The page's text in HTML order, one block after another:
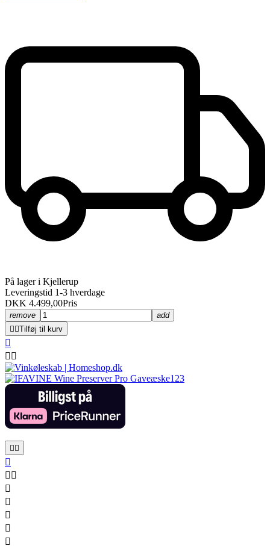
På lager i Kjellerup
Leveringstid 1-3 hverdage
DKK 4.499,00Pris
remove
add
 Tilføj til kurv

 
 

 




